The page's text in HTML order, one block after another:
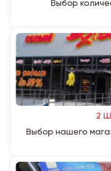
Выбор
2
Выбор нашего